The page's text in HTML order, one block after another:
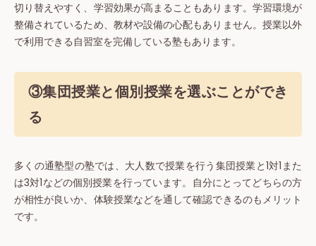
切り替えやすく、学習効果が高まることもあります。学習環境が
整備されているため、教材や設備の心配もありません。授業以外
で利用できる自習室を完備している塾もあります。
③集団授業と個別授業を選ぶことができ
る
多くの通塾型の塾では、大人数で授業を行う集団授業と1対1また
は3対1などの個別授業を行っています。自分にとってどちらの方
が相性が良いか、体験授業などを通して確認できるのもメリット
です。